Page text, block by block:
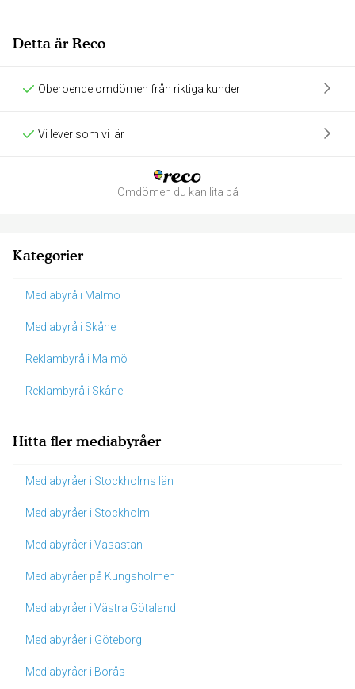
Detta är Reco
Oberoende omdömen från riktiga kunder
Vi lever som vi lär
Omdömen du kan lita på
Kategorier
Mediabyrå i Malmö
Mediabyrå i Skåne
Reklambyrå i Malmö
Reklambyrå i Skåne
Hitta fler mediabyråer
Mediabyråer i Stockholms län
Mediabyråer i Stockholm
Mediabyråer i Vasastan
Mediabyråer på Kungsholmen
Mediabyråer i Västra Götaland
Mediabyråer i Göteborg
Mediabyråer i Borås